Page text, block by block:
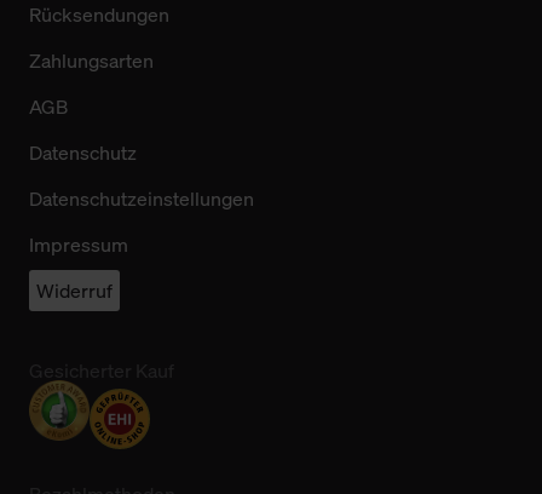
Rücksendungen
Zahlungsarten
AGB
Datenschutz
Datenschutzeinstellungen
Impressum
Widerruf